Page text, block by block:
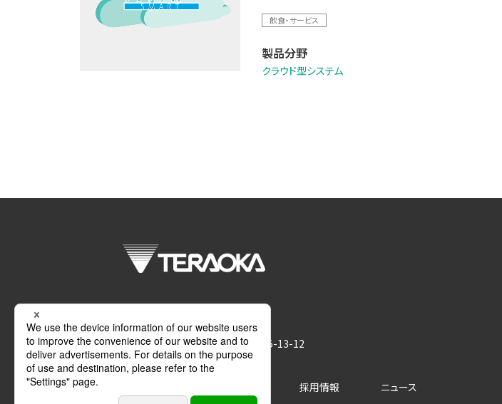
飲食・サービス
製品分野
クラウド型システム
〒146-8580 東京都大田区久が原5-13-12
採用情報 ニュース